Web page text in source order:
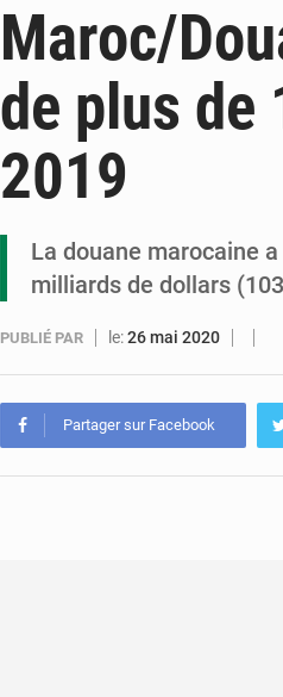
5 août
5 août
Maroc/
de plus de
2019
La douane marocaine
milliards de dollars
PUBLIÉ PAR le:26 mai 2020
Partager sur Facebook